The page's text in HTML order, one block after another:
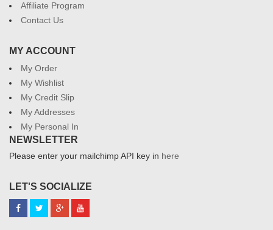
Affiliate Program
Contact Us
MY ACCOUNT
My Order
My Wishlist
My Credit Slip
My Addresses
My Personal In
NEWSLETTER
Please enter your mailchimp API key in here
LET'S SOCIALIZE